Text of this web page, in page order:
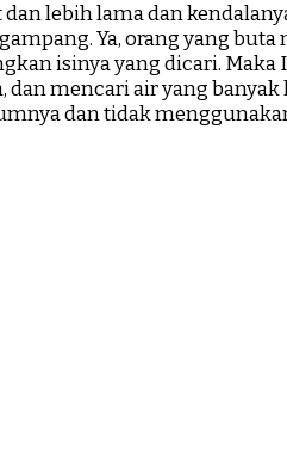
lebih lama dan
Ya, orang yang
isinya yang dicari. Maka
mencari air yang
dan tidak